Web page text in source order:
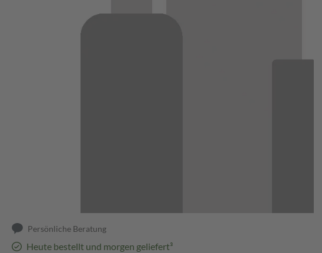
Persönliche Beratung
Heute bestellt und morgen geliefert³